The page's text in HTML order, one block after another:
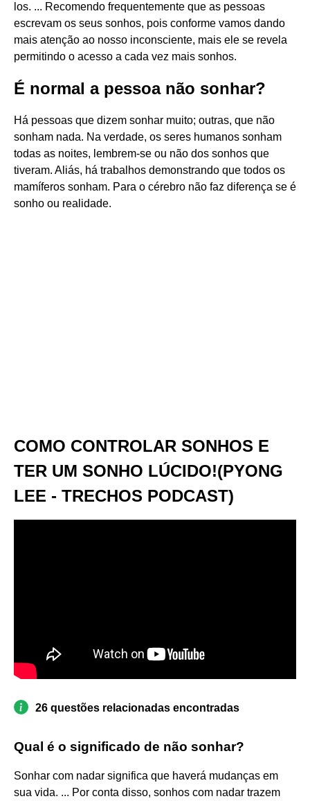
los. ... Recomendo frequentemente que as pessoas
escrevam os seus sonhos, pois conforme vamos dando
mais atenção ao nosso inconsciente, mais ele se revela
permitindo o acesso a cada vez mais sonhos.
É normal a pessoa não sonhar?
Há pessoas que dizem sonhar muito; outras, que não
sonham nada. Na verdade, os seres humanos sonham
todas as noites, lembrem-se ou não dos sonhos que
tiveram. Aliás, há trabalhos demonstrando que todos os
mamíferos sonham. Para o cérebro não faz diferença se é
sonho ou realidade.
COMO CONTROLAR SONHOS E
TER UM SONHO LÚCIDO!(PYONG
LEE - TRECHOS PODCAST)
26 questões relacionadas encontradas
Qual é o significado de não sonhar?
Sonhar com nadar significa que haverá mudanças em
sua vida. ... Por conta disso, sonhos com nadar trazem